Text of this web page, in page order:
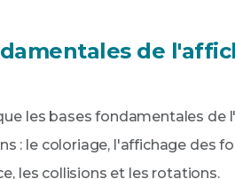
de
les bases fondamentales de
: le coloriage, l'affichage des
les collisions et les rotations.